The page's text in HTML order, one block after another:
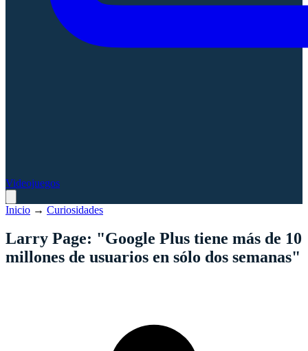
Videojuegos
Inicio → Curiosidades
Larry Page: "Google Plus tiene más de 10
millones de usuarios en sólo dos semanas"